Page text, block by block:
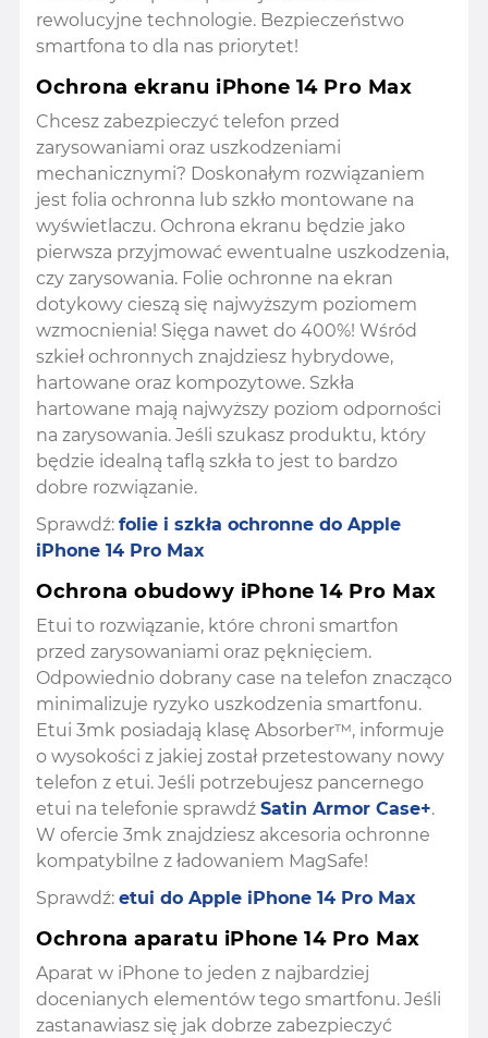
rewolucyjne technologie. Bezpieczeństwo
smartfona to dla nas priorytet!
Ochrona ekranu iPhone 14 Pro Max
Chcesz zabezpieczyć telefon przed
zarysowaniami oraz uszkodzeniami
mechanicznymi? Doskonałym rozwiązaniem
jest folia ochronna lub szkło montowane na
wyświetlaczu. Ochrona ekranu będzie jako
pierwsza przyjmować ewentualne uszkodzenia,
czy zarysowania. Folie ochronne na ekran
dotykowy cieszą się najwyższym poziomem
wzmocnienia! Sięga nawet do 400%! Wśród
szkieł ochronnych znajdziesz hybrydowe,
hartowane oraz kompozytowe. Szkła
hartowane mają najwyższy poziom odporności
na zarysowania. Jeśli szukasz produktu, który
będzie idealną taflą szkła to jest to bardzo
dobre rozwiązanie.
Sprawdź: folie i szkła ochronne do Apple
iPhone 14 Pro Max
Ochrona obudowy iPhone 14 Pro Max
Etui to rozwiązanie, które chroni smartfon
przed zarysowaniami oraz pęknięciem.
Odpowiednio dobrany case na telefon znacząco
minimalizuje ryzyko uszkodzenia smartfonu.
Etui 3mk posiadają klasę Absorber™, informuje
o wysokości z jakiej został przetestowany nowy
telefon z etui. Jeśli potrzebujesz pancernego
etui na telefonie sprawdź Satin Armor Case+.
W ofercie 3mk znajdziesz akcesoria ochronne
kompatybilne z ładowaniem MagSafe!
Sprawdź: etui do Apple iPhone 14 Pro Max
Ochrona aparatu iPhone 14 Pro Max
Aparat w iPhone to jeden z najbardziej
docenianych elementów tego smartfonu. Jeśli
zastanawiasz się jak dobrze zabezpieczyć